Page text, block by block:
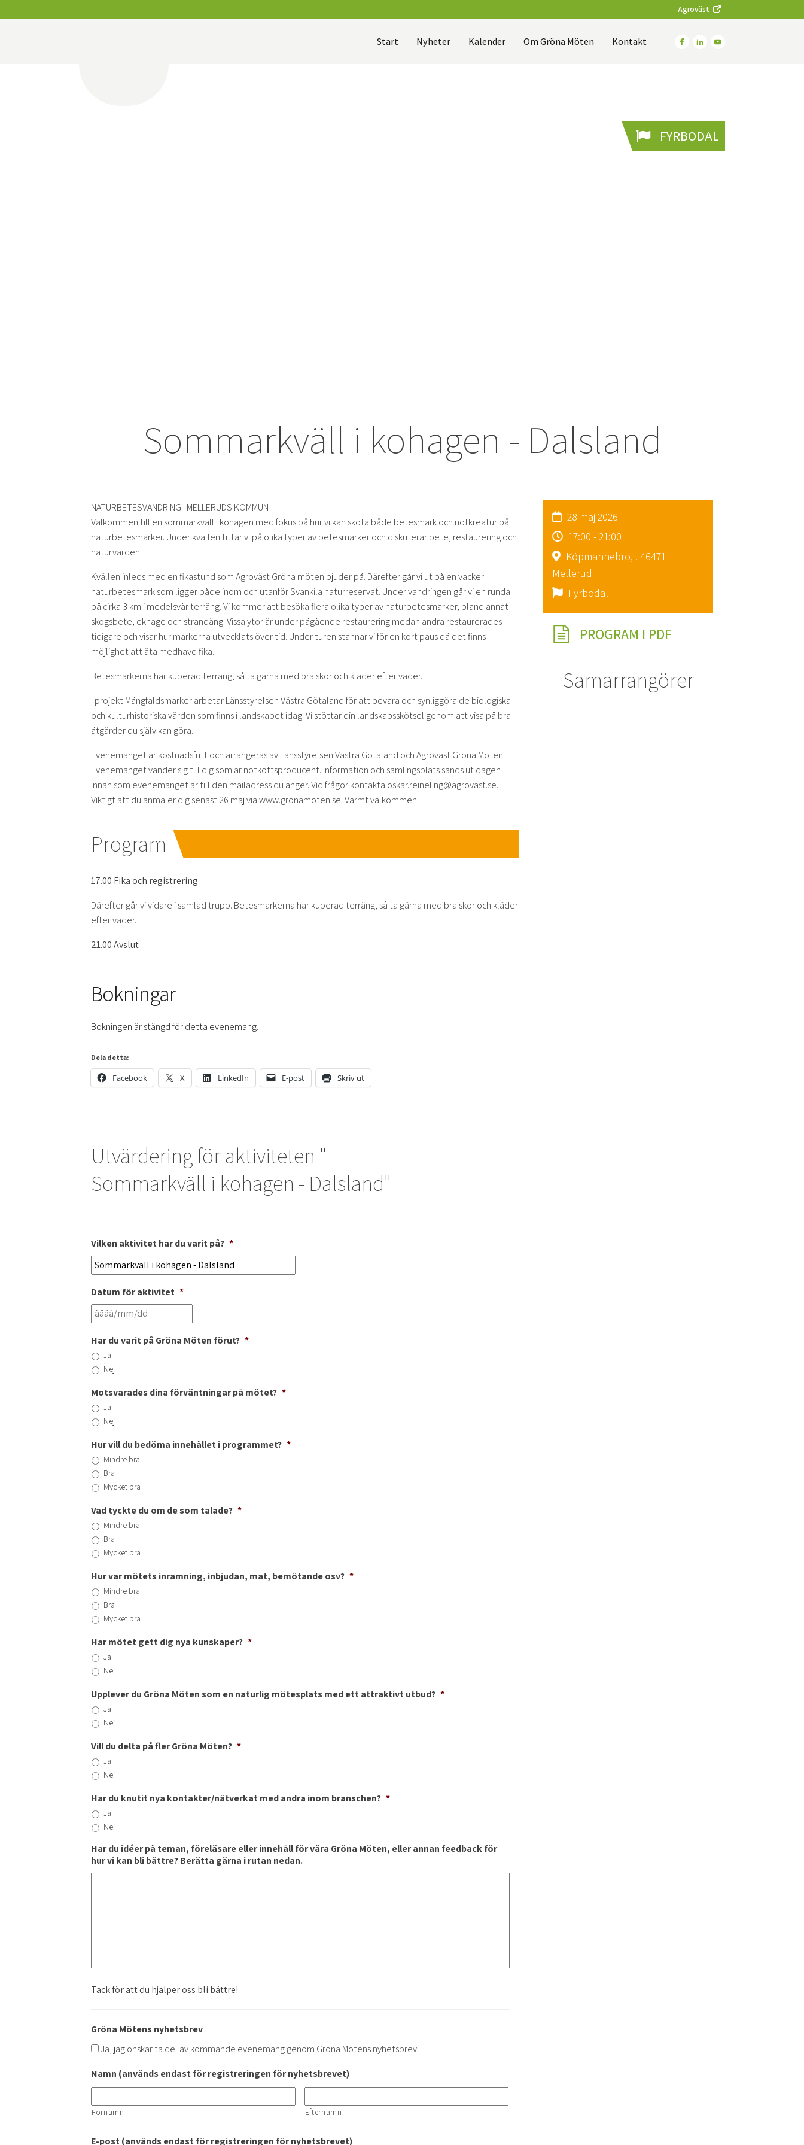
Agroväst
Start Nyheter Kalender Om Gröna Möten Kontakt
FYRBODAL
Sommarkväll i kohagen - Dalsland
NATURBETESVANDRING I MELLERUDS KOMMUN
Välkommen till en sommarkväll i kohagen med fokus på hur vi kan sköta både betesmark och nötkreatur på
naturbetesmarker. Under kvällen tittar vi på olika typer av betesmarker och diskuterar bete, restaurering och
naturvärden.
Kvällen inleds med en fikastund som Agroväst Gröna möten bjuder på. Därefter går vi ut på en vacker
naturbetesmark som ligger både inom och utanför Svankila naturreservat. Under vandringen går vi en runda
på cirka 3 km i medelsvår terräng. Vi kommer att besöka flera olika typer av naturbetesmarker, bland annat
skogsbete, ekhage och strandäng. Vissa ytor är under pågående restaurering medan andra restaurerades
tidigare och visar hur markerna utvecklats över tid. Under turen stannar vi för en kort paus då det finns
möjlighet att äta medhavd fika.
Betesmarkerna har kuperad terräng, så ta gärna med bra skor och kläder efter väder.
I projekt Mångfaldsmarker arbetar Länsstyrelsen Västra Götaland för att bevara och synliggöra de biologiska
och kulturhistoriska värden som finns i landskapet idag. Vi stöttar din landskapsskötsel genom att visa på bra
åtgärder du själv kan göra.
Evenemanget är kostnadsfritt och arrangeras av Länsstyrelsen Västra Götaland och Agroväst Gröna Möten.
Evenemanget vänder sig till dig som är nötköttsproducent. Information och samlingsplats sänds ut dagen
innan som evenemanget är till den mailadress du anger. Vid frågor kontakta oskar.reineling@agrovast.se.
Viktigt att du anmäler dig senast 26 maj via www.gronamoten.se. Varmt välkommen!
Program
17.00 Fika och registrering
Därefter går vi vidare i samlad trupp. Betesmarkerna har kuperad terräng, så ta gärna med bra skor och kläder
efter väder.
21.00 Avslut
Bokningar
Bokningen är stängd för detta evenemang.
Dela detta:
Facebook X LinkedIn E-post Skriv ut
Utvärdering för aktiviteten "
Sommarkväll i kohagen - Dalsland"
Vilken aktivitet har du varit på? *
Datum för aktivitet *
Har du varit på Gröna Möten förut? *
Ja
Nej
Motsvarades dina förväntningar på mötet? *
Ja
Nej
Hur vill du bedöma innehållet i programmet? *
Mindre bra
Bra
Mycket bra
Vad tyckte du om de som talade? *
Mindre bra
Bra
Mycket bra
Hur var mötets inramning, inbjudan, mat, bemötande osv? *
Mindre bra
Bra
Mycket bra
Har mötet gett dig nya kunskaper? *
Ja
Nej
Upplever du Gröna Möten som en naturlig mötesplats med ett attraktivt utbud? *
Ja
Nej
Vill du delta på fler Gröna Möten? *
Ja
Nej
Har du knutit nya kontakter/nätverkat med andra inom branschen? *
Ja
Nej
Har du idéer på teman, föreläsare eller innehåll för våra Gröna Möten, eller annan feedback för
hur vi kan bli bättre? Berätta gärna i rutan nedan.
Tack för att du hjälper oss bli bättre!
Gröna Mötens nyhetsbrev
Ja, jag önskar ta del av kommande evenemang genom Gröna Mötens nyhetsbrev.
Namn (används endast för registreringen för nyhetsbrevet)
Förnamn Efternamn
E-post (används endast för registreringen för nyhetsbrevet)
28 maj 2026
17:00 - 21:00
Köpmannebro, . 46471
Mellerud
Fyrbodal
PROGRAM I PDF
Samarrangörer